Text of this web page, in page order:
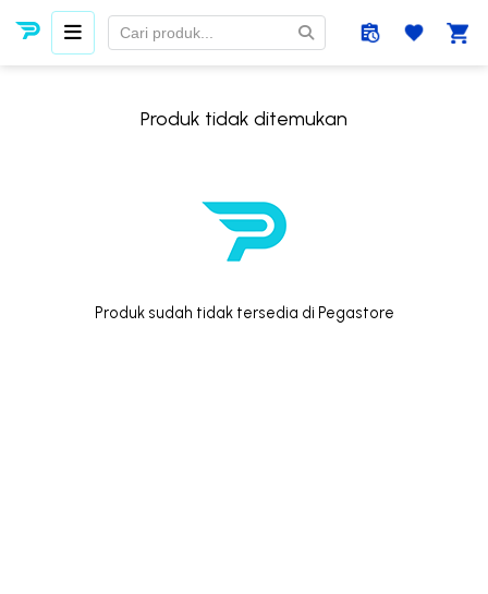
Produk tidak ditemukan
Produk sudah tidak tersedia di Pegastore